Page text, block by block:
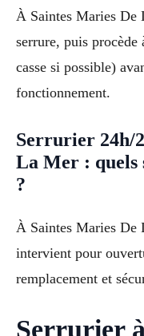
À Saintes Maries De
serrure, puis procède
casse si possible)
fonctionnement.
Serrurier 24h/
La Mer : quels
?
À Saintes Maries De
intervient pour
remplacement et
Serrurier